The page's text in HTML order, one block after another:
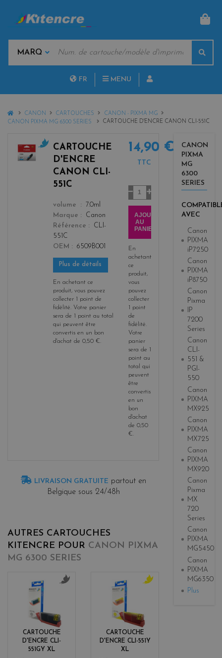
MARQUES
CLÉS
FR MENU
HOMECANON CARTOUCHES
CANON - PIXMA MG
CANON PIXMA MG 6300 SERIES
CARTOUCHE D'ENCRE CANON CLI-551C
CARTOUCHE
D'ENCRE
CANON CLI-
551C
color
volume
7.0ml
Marque
Canon
Référence
CLI-
551C
OEM
6509B001
Plus de détails
En achetant ce
produit, vous pouvez
collecter 1 point de
fidélité. Votre panier
sera de 1 point au total
qui peuvent être
convertis en un bon
d'achat de 0,50 €.
14,90 €
TTC
Quantité
AJOUTER
AU
PANIER
En
achetant
ce
produit,
vous
pouvez
collecter
1 point
de
fidélité.
Votre
panier
sera de 1
point au
total qui
peuvent
être
convertis
en un
bon
d'achat
de 0,50
€.
LIVRAISON GRATUITE partout en
Belgique sous 24/48h
AUTRES CARTOUCHES
KITENCRE POUR CANON PIXMA
MG 6300 SERIES
CARTOUCHE
D'ENCRE CLI-
551GY XL
s
CARTOUCHE
D'ENCRE CLI-551Y
XL
l
o
w
CANON
PIXMA
MG
6300
SERIES
AVEC
Canon
PIXMA
iP7250
Canon
PIXMA
iP8750
Canon
Pixma
IP
7200
Series
Canon
CLI-
551 &
PGI-
550
Canon
PIXMA
MX925
Canon
PIXMA
MX725
Canon
PIXMA
MX920
Canon
Pixma
MX
720
Series
Canon
PIXMA
MG5450
Canon
PIXMA
MG6350
Plus